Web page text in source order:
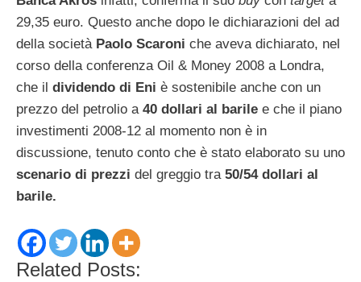
29,35 euro. Questo anche dopo le dichiarazioni del ad
della società Paolo Scaroni che aveva dichiarato, nel
corso della conferenza Oil & Money 2008 a Londra,
che il dividendo di Eni è sostenibile anche con un
prezzo del petrolio a 40 dollari al barile e che il piano
investimenti 2008-12 al momento non è in
discussione, tenuto conto che è stato elaborato su uno
scenario di prezzi del greggio tra 50/54 dollari al
barile.
Related Posts: